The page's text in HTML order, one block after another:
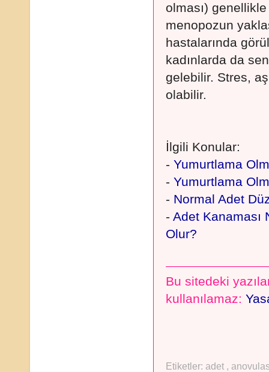
olması)
menopozun
hastalarında
kadınlarda da
gelebilir. Stres,
olabilir.
İlgili Konular:
- Yumurtlama
- Yumurtlama
- Normal Adet
- Adet Kanaması
Olur?
Bu sitedeki
kullanılamaz:
Etiketler: adet ,